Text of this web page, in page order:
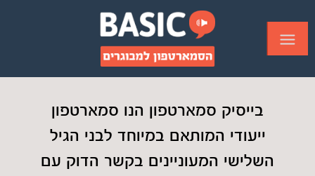
בייסיק סמארטפון הנו סמארטפון
ייעודי המותאם במיוחד לבני הגיל
השלישי המעוניינים בקשר הדוק עם